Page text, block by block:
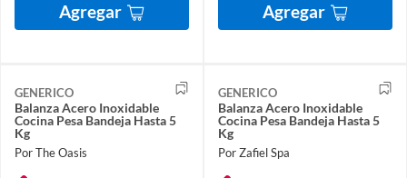
Agregar Agregar
GENERICO
Balanza Acero Inoxidable
Cocina Pesa Bandeja Hasta 5
Kg
Por The Oasis
GENERICO
Balanza Acero Inoxidable
Cocina Pesa Bandeja Hasta 5
Kg
Por Zafiel Spa